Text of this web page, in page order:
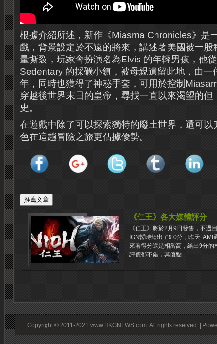
根據介紹所述，新作《Miasma Chronicles》是
戲，背景設定於不遠的將來，講述著美國被一
量撕裂，玩家會扮演名為Elvis 的年輕男孩，他
Sedentary 的採礦小鎮，被母親遺留此地，由一
年，同時也獲得了神秘手套，可用於控制
穿越後世界末日的皇帝，尋找一直以來渴望的
史。
在遊戲中除了可以探索獨特的廢土世界，還可以
色在這趟冒險之旅更佔據優勢。
《仁王》各大媒體評分
《仁王》將於2月9日發售，不過
IGN暫時給出了9.0分，昨天
來看得分還是相當高，給出9分
評價都不錯，其優點...
Copyright © 2011-2021 www.HKGNEWS.com. All rights reserved. |